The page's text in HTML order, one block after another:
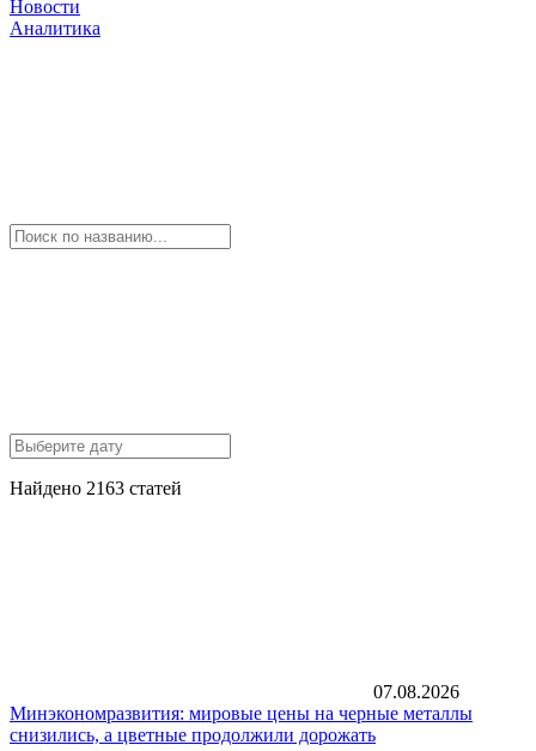
Новости
Аналитика
Найдено 2163 статей
07.08.2026
Минэкономразвития: мировые цены на черные металлы
снизились, а цветные продолжили дорожать